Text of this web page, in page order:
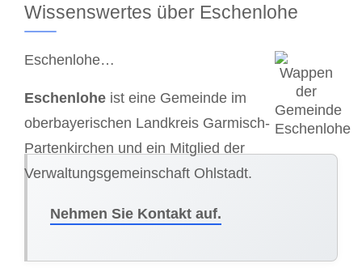
Wissenswertes über Eschenlohe
Eschenlohe…
Eschenlohe ist eine Gemeinde im
oberbayerischen Landkreis Garmisch-
Partenkirchen und ein Mitglied der
Verwaltungsgemeinschaft Ohlstadt.
Nehmen Sie Kontakt auf.